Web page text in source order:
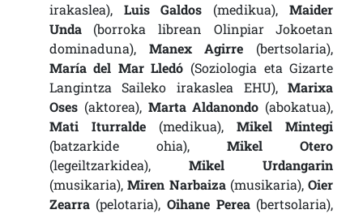
irakaslea),Luis Galdos (medikua),Maider
Unda(borroka librean Olinpiar Jokoetan
dominaduna), Manex Agirre (bertsolaria),
María del Mar Lledó (Soziologia eta Gizarte
Langintza Saileko irakaslea EHU),Marixa
Oses(aktorea), Marta Aldanondo (abokatua),
Mati Iturralde(medikua),Mikel Mintegi
(batzarkide ohia),Mikel Otero
(legeiltzarkidea), Mikel Urdangarin
(musikaria),Miren Narbaiza(musikaria),Oier
Zearra(pelotaria), Oihane Perea(bertsolaria),